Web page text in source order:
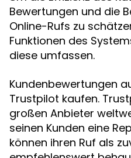
Bewertungen und die
Online-Rufs zu
Funktionen des
diese umfassen.
Kundenbewertungen
Trustpilot kaufen.
großen Anbieter
seinen Kunden eine
können ihren Ruf als